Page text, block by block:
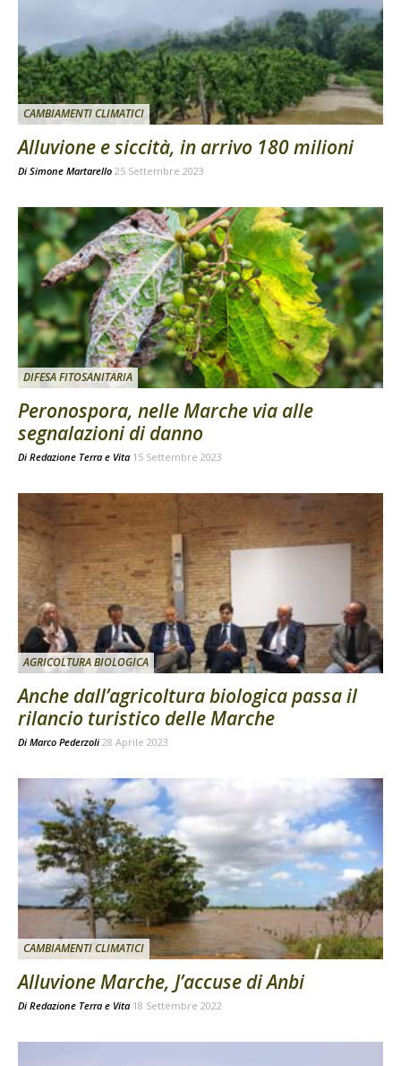
CAMBIAMENTI CLIMATICI
Alluvione e siccità, in arrivo 180 milioni
Di Simone Martarello 25 Settembre 2023
DIFESA FITOSANITARIA
Peronospora, nelle Marche via alle
segnalazioni di danno
Di Redazione Terra e Vita 15 Settembre 2023
AGRICOLTURA BIOLOGICA
Anche dall’agricoltura biologica passa il
rilancio turistico delle Marche
Di Marco Pederzoli 28 Aprile 2023
CAMBIAMENTI CLIMATICI
Alluvione Marche, J’accuse di Anbi
Di Redazione Terra e Vita 18 Settembre 2022